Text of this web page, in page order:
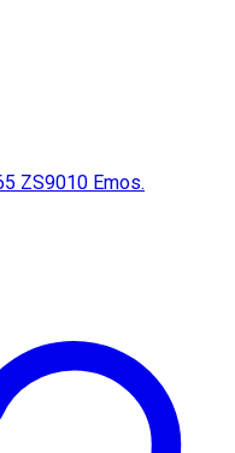
ZS9010 Emos.